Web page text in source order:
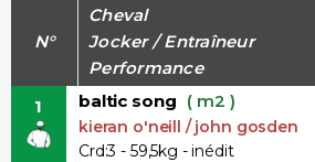
N°
Cheval
Jocker / Entraîneur
Performance
1
baltic song ( m2 )
kieran o'neill / john gosden
Crd:3 - 59,5kg - inédit